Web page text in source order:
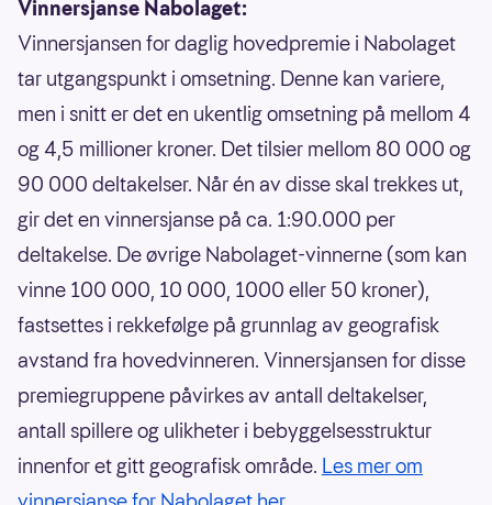
Vinnersjanse Nabolaget:
Vinnersjansen for daglig hovedpremie i Nabolaget
tar utgangspunkt i omsetning. Denne kan variere,
men i snitt er det en ukentlig omsetning på mellom 4
og 4,5 millioner kroner. Det tilsier mellom 80 000 og
90 000 deltakelser. Når én av disse skal trekkes ut,
gir det en vinnersjanse på ca. 1:90.000 per
deltakelse. De øvrige Nabolaget-vinnerne (som kan
vinne 100 000, 10 000, 1000 eller 50 kroner),
fastsettes i rekkefølge på grunnlag av geografisk
avstand fra hovedvinneren. Vinnersjansen for disse
premiegruppene påvirkes av antall deltakelser,
antall spillere og ulikheter i bebyggelsesstruktur
innenfor et gitt geografisk område. Les mer om